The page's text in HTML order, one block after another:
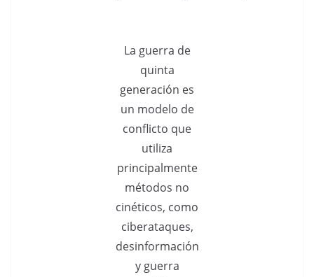
La guerra de
quinta
generación es
un modelo de
conflicto que
utiliza
principalmente
métodos no
cinéticos, como
ciberataques,
desinformación
y guerra